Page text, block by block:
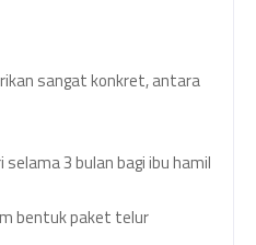
sangat konkret, antara
3 bulan bagi ibu hamil
bentuk paket telur